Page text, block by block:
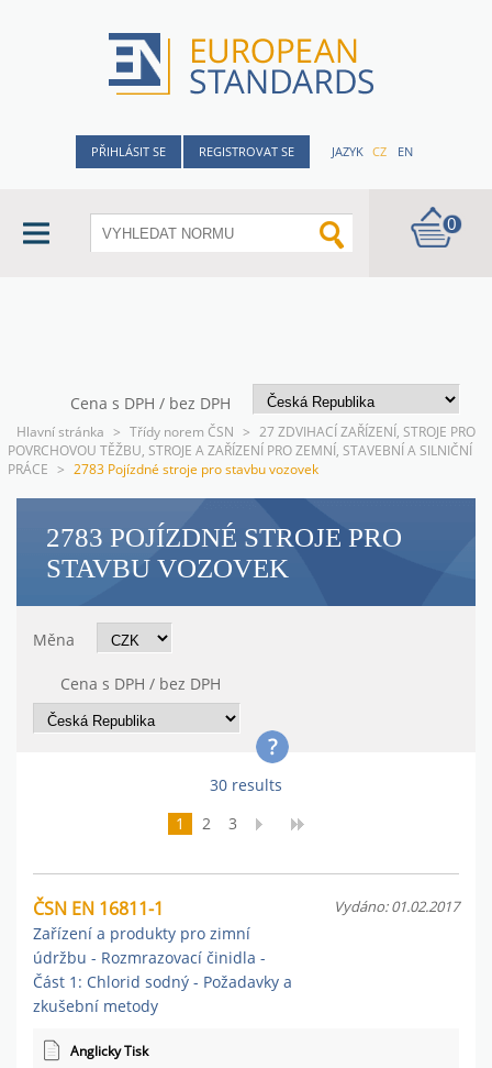
PŘIHLÁSIT SE REGISTROVAT SE JAZYK CZ EN
0
Cena s DPH / bez DPH
Hlavní stránka > Třídy norem ČSN > 27 ZDVIHACÍ ZAŘÍZENÍ, STROJE PRO
POVRCHOVOU TĚŽBU, STROJE A ZAŘÍZENÍ PRO ZEMNÍ, STAVEBNÍ A SILNIČNÍ
PRÁCE > 2783 Pojízdné stroje pro stavbu vozovek
2783 POJÍZDNÉ STROJE PRO
STAVBU VOZOVEK
Měna
Cena s DPH / bez DPH
30 results
1
2 3
ČSN EN 16811-1
Zařízení a produkty pro zimní
údržbu - Rozmrazovací činidla -
Část 1: Chlorid sodný - Požadavky a
zkušební metody
Vydáno: 01.02.2017
Anglicky Tisk